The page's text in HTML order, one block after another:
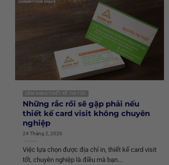
CẨM NANG THIẾT KẾ TIN TỨC
Những rắc rồi sẽ gặp phải nếu
thiết kế card visit không chuyên
nghiệp
24 Tháng 2, 2020
Việc lựa chọn được địa chỉ in, thiết kế card visit
tốt, chuyên nghiệp là điều mà bạn...